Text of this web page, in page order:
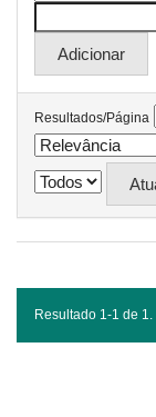
Resultados/Página
Resultado 1-1 de 1.